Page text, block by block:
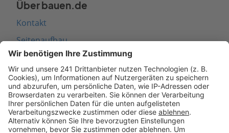
Über bauen.de
Kontakt
Seitenaufbau
Barrierefreiheit
Cookie Einstellungen
Rechtliches
AGB-Übersicht